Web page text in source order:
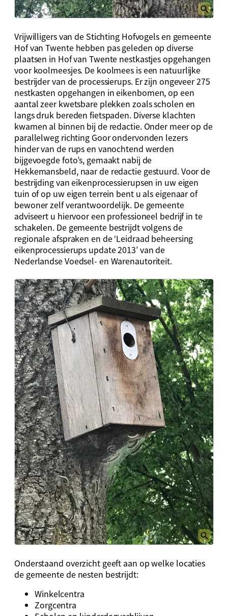
Vrijwilligers van de Stichting Hofvogels en gemeente
Hof van Twente hebben pas geleden op diverse
plaatsen in Hof van Twente nestkastjes opgehangen
voor koolmeesjes. De koolmees is een natuurlijke
bestrijder van de processierups. Er zijn ongeveer 275
nestkasten opgehangen in eikenbomen, op een
aantal zeer kwetsbare plekken zoals scholen en
langs druk bereden fietspaden. Diverse klachten
kwamen al binnen bij de redactie. Onder meer op de
parallelweg richting Goor ondervonden lezers
hinder van de rups en vanochtend werden
bijgevoegde foto’s, gemaakt nabij de
Hekkemansbeld, naar de redactie gestuurd. Voor de
bestrijding van eikenprocessierupsen in uw eigen
tuin of op uw eigen terrein bent u als eigenaar of
bewoner zelf verantwoordelijk. De gemeente
adviseert u hiervoor een professioneel bedrijf in te
schakelen. De gemeente bestrijdt volgens de
regionale afspraken en de ‘Leidraad beheersing
eikenprocessierups update 2013’ van de
Nederlandse Voedsel- en Warenautoriteit.
Onderstaand overzicht geeft aan op welke locaties
de gemeente de nesten bestrijdt:
Winkelcentra
Zorgcentra